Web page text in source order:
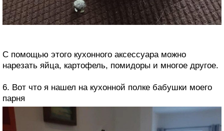
С помощью этого кухонного аксессуара можно
нарезать яйца, картофель, помидоры и многое другое.
6. Вот что я нашел на кухонной полке бабушки моего
парня